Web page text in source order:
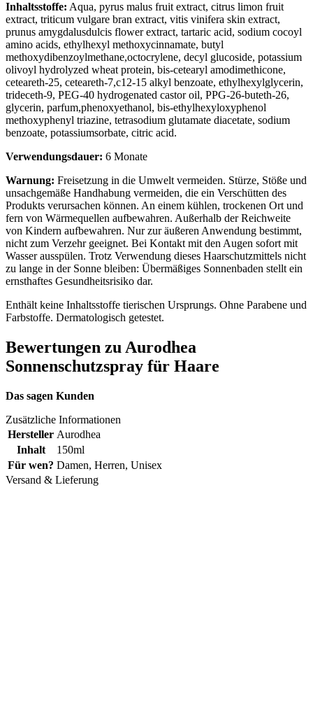
Inhaltsstoffe: Aqua, pyrus malus fruit extract, citrus limon fruit
extract, triticum vulgare bran extract, vitis vinifera skin extract,
prunus amygdalusdulcis flower extract, tartaric acid, sodium cocoyl
amino acids, ethylhexyl methoxycinnamate, butyl
methoxydibenzoylmethane,octocrylene, decyl glucoside, potassium
olivoyl hydrolyzed wheat protein, bis-cetearyl amodimethicone,
ceteareth-25, ceteareth-7,c12-15 alkyl benzoate, ethylhexylglycerin,
trideceth-9, PEG-40 hydrogenated castor oil, PPG-26-buteth-26,
glycerin, parfum,phenoxyethanol, bis-ethylhexyloxyphenol
methoxyphenyl triazine, tetrasodium glutamate diacetate, sodium
benzoate, potassiumsorbate, citric acid.
Verwendungsdauer: 6 Monate
Warnung: Freisetzung in die Umwelt vermeiden. Stürze, Stöße und
unsachgemäße Handhabung vermeiden, die ein Verschütten des
Produkts verursachen können. An einem kühlen, trockenen Ort und
fern von Wärmequellen aufbewahren. Außerhalb der Reichweite
von Kindern aufbewahren. Nur zur äußeren Anwendung bestimmt,
nicht zum Verzehr geeignet. Bei Kontakt mit den Augen sofort mit
Wasser ausspülen. Trotz Verwendung dieses Haarschutzmittels nicht
zu lange in der Sonne bleiben: Übermäßiges Sonnenbaden stellt ein
ernsthaftes Gesundheitsrisiko dar.
Enthält keine Inhaltsstoffe tierischen Ursprungs. Ohne Parabene und
Farbstoffe. Dermatologisch getestet.
Bewertungen zu Aurodhea
Sonnenschutzspray für Haare
Das sagen Kunden
Zusätzliche Informationen
Hersteller Aurodhea
Inhalt
150ml
Für wen? Damen, Herren, Unisex
Versand & Lieferung